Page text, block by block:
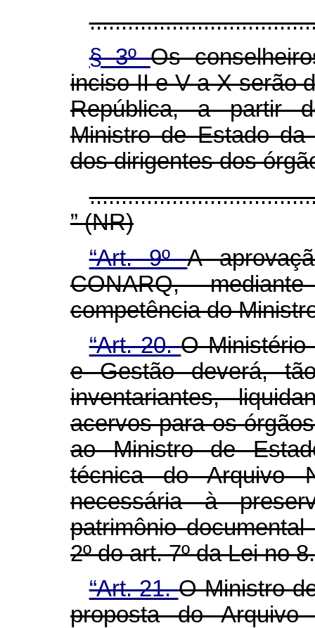
§ 3ºOs
inciso II e V a X serão
República, a partir
Ministro de Estado da
dos dirigentes dos
” (NR)
“Art. 9ºA
CONARQ,
competência do
“Art. 20.O Ministério
e Gestão deverá,
inventariantes,
acervos para os
ao Ministro de
técnica do Arquivo
necessária à
patrimônio
2º do art. 7º da Lei no
“Art. 21.O Ministro
proposta do Arquivo